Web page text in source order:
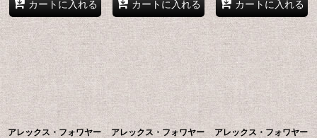
カートに入れる カートに入れる カートに入れる
アレックス・フォワヤー
アレックス・フォワヤー
アレックス・フォワヤー